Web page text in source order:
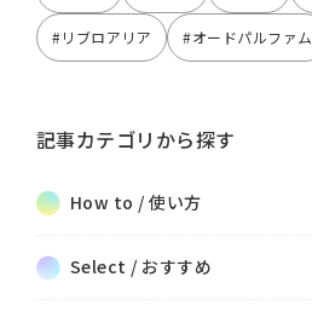
#リブロアリア #オードパルファム
記事カテゴリから探す
How to / 使い方
Select / おすすめ